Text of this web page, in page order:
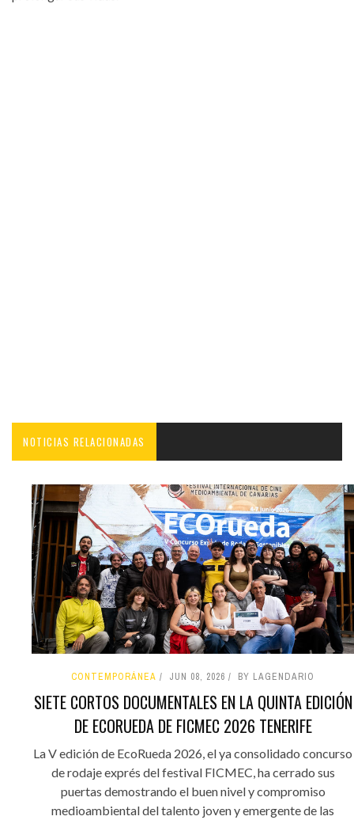
NOTICIAS RELACIONADAS
CONTEMPORÁNEA JUN 08, 2026 BY LAGENDARIO
SIETE CORTOS DOCUMENTALES EN LA QUINTA EDICIÓN
DE ECORUEDA DE FICMEC 2026 TENERIFE
La V edición de EcoRueda 2026, el ya consolidado concurso
de rodaje exprés del festival FICMEC, ha cerrado sus
puertas demostrando el buen nivel y compromiso
medioambiental del talento joven y emergente de las